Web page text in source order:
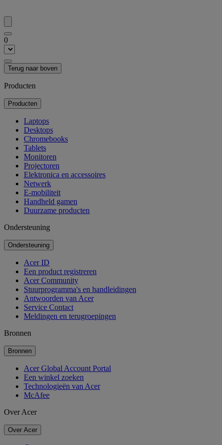
0
Terug naar boven
Producten
Producten
Laptops
Desktops
Chromebooks
Tablets
Monitoren
Projectoren
Elektronica en accessoires
Netwerk
E-mobiliteit
Handheld gamen
Duurzame producten
Ondersteuning
Ondersteuning
Acer ID
Een product registreren
Acer Community
Stuurprogramma's en handleidingen
Antwoorden van Acer
Service Contact
Meldingen en terugroepingen
Bronnen
Bronnen
Acer Global Account Portal
Een winkel zoeken
Technologieën van Acer
McAfee
Over Acer
Over Acer